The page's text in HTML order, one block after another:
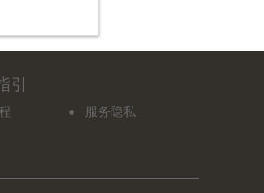
引
服务隐私